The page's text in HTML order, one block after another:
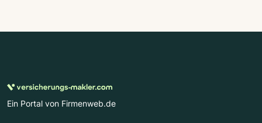
Ein Portal von Firmenweb.de